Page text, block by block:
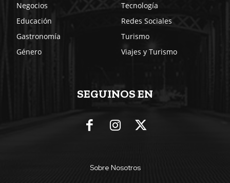
Negocios
Educación
Gastronomía
Género
Tecnología
Redes Sociales
Turismo
Viajes y Turismo
SEGUINOS EN
Sobre Nosotros